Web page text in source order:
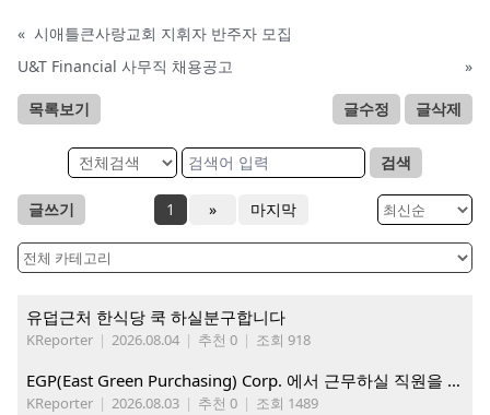
« 시애틀큰사랑교회 지휘자 반주자 모집
U&T Financial 사무직 채용공고
»
목록보기 글수정 글삭제
검색
글쓰기 1 » 마지막
유덥근처 한식당 쿡 하실분구합니다
KReporter | 2026.08.04 | 추천 0 | 조회 918
EGP(East Green Purchasing) Corp. 에서 근무하실 직원을 아래와 같이 모집합니다.
KReporter | 2026.08.03 | 추천 0 | 조회 1489